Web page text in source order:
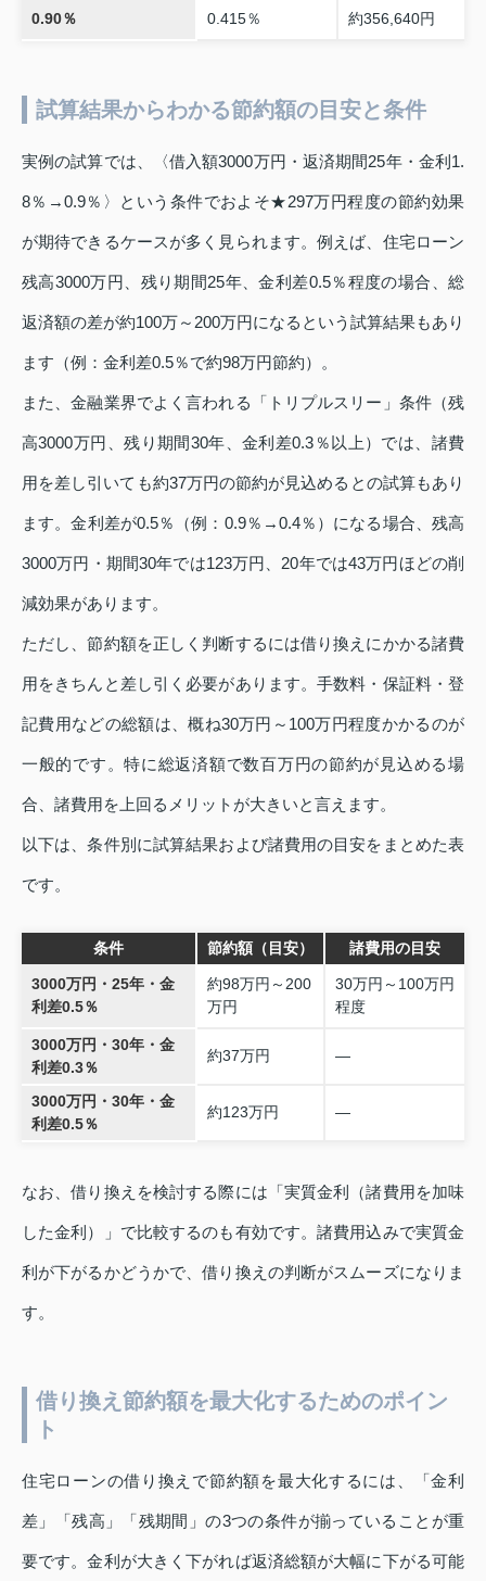
0.90％ 0.415％ 約356,640円
試算結果からわかる節約額の目安と条件
実例の試算では、〈借入額3000万円・返済期間25年・金利1.
8％→0.9％〉という条件でおよそ★297万円程度の節約効果
が期待できるケースが多く見られます。例えば、住宅ローン
残高3000万円、残り期間25年、金利差0.5％程度の場合、総
返済額の差が約100万～200万円になるという試算結果もあり
ます（例：金利差0.5％で約98万円節約）。
また、金融業界でよく言われる「トリプルスリー」条件（残
高3000万円、残り期間30年、金利差0.3％以上）では、諸費
用を差し引いても約37万円の節約が見込めるとの試算もあり
ます。金利差が0.5％（例：0.9％→0.4％）になる場合、残高
3000万円・期間30年では123万円、20年では43万円ほどの削
減効果があります。
ただし、節約額を正しく判断するには借り換えにかかる諸費
用をきちんと差し引く必要があります。手数料・保証料・登
記費用などの総額は、概ね30万円～100万円程度かかるのが
一般的です。特に総返済額で数百万円の節約が見込める場
合、諸費用を上回るメリットが大きいと言えます。
以下は、条件別に試算結果および諸費用の目安をまとめた表
です。
条件 節約額（目安） 諸費用の目安
3000万円・25年・金
利差0.5％
約98万円～200
万円
30万円～100万円
程度
3000万円・30年・金
利差0.3％
約37万円 ―
3000万円・30年・金
利差0.5％
約123万円 ―
なお、借り換えを検討する際には「実質金利（諸費用を加味
した金利）」で比較するのも有効です。諸費用込みで実質金
利が下がるかどうかで、借り換えの判断がスムーズになりま
す。
借り換え節約額を最大化するためのポイン
ト
住宅ローンの借り換えで節約額を最大化するには、「金利
差」「残高」「残期間」の3つの条件が揃っていることが重
要です。金利が大きく下がれば返済総額が大幅に下がる可能